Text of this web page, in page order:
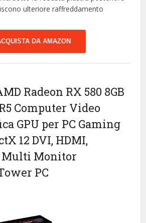
ulteriore raffreddamento
DA AMAZON
Radeon RX 580 8GB
Computer Video
GPU per PC Gaming
12 DVI, HDMI,
Multi Monitor
PC